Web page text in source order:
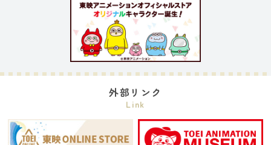
外部リンク
Link